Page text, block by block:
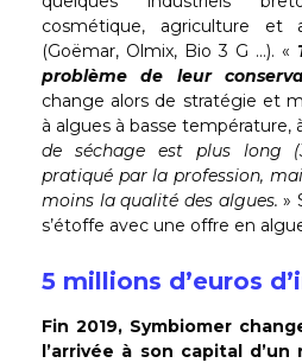
cosmétique, agriculture et
(Goëmar, Olmix, Bio 3 G …). «
problème de leur
change alors de stratégie et
à algues à basse température,
de séchage est plus long
pratiqué par la profession,
moins la qualité des algues. »
s’étoffe avec une offre en
5 millions d’euros
Fin 2019, Symbiomer
l’arrivée à son capital d’un